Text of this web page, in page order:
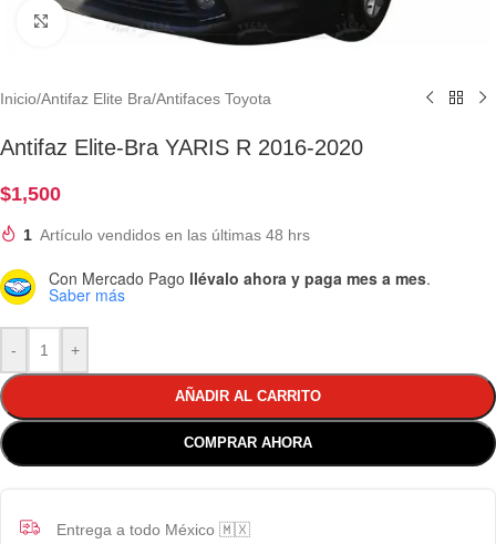
Clic para ampliar
Inicio/Antifaz Elite Bra/Antifaces Toyota
Antifaz Elite-Bra YARIS R 2016-2020
$1,500
1 Artículo vendidos en las últimas 48 hrs
Con Mercado Pago llévalo ahora y paga mes a mes.
Saber más
- +
AÑADIR AL CARRITO
COMPRAR AHORA
Entrega a todo México 🇲🇽